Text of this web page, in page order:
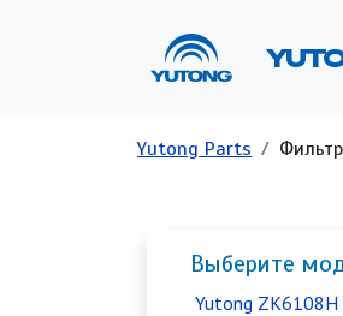
Строка
Yutong Parts
Выберите
Yutong ZK6108H